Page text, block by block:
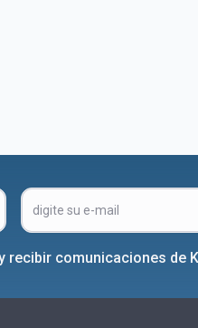
comunicaciones de